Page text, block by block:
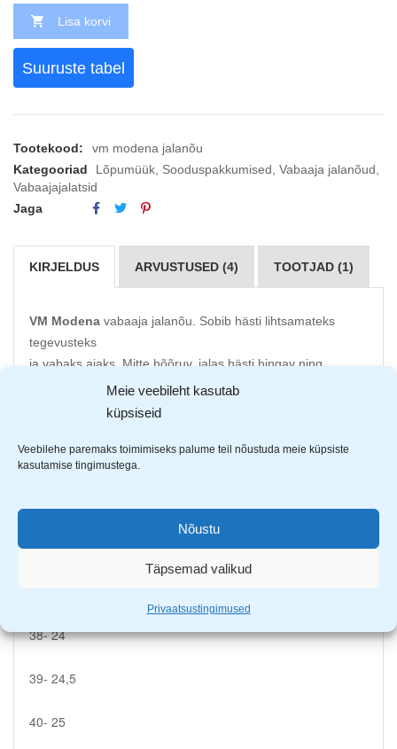
Meie veebileht kasutab
küpsiseid
Veebilehe paremaks toimimiseks palume teil nõustuda meie küpsiste
kasutamise tingimustega.
Nõustu
Täpsemad valikud
Privaatsustingimused
Lisa korvi
Suuruste tabel
Tootekood:
vm modena jalanõu
Kategooriad
Lõpumüük Sooduspakkumised Vabaaja jalanõud
Vabaajajalatsid
Jaga
KIRJELDUS ARVUSTUSED (4) TOOTJAD (1)
VM Modena vabaaja jalanõu. Sobib hästi lihtsamateks
tegevusteks
ja vabaks ajaks. Mitte hõõruv, jalas hästi hingav ning
kergsus muudavad jalanõu
pikematel tegevustel mõnusaks.
EVA materjalist välistald
Tekstiilist pealispind
Anatoomiline sisetald toetab liikudes jalga
Sisetalla mõõdud
38- 24
39- 24,5
40- 25